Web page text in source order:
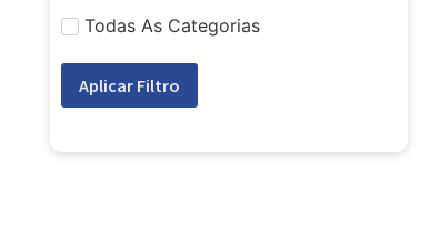
Todas As Categorias
Aplicar Filtro